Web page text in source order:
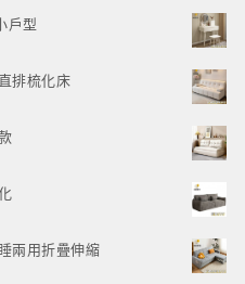
戶型
排梳化床
兩用折疊伸縮